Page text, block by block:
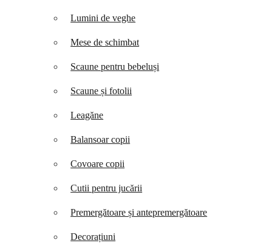
Lumini de veghe
Mese de schimbat
Scaune pentru bebeluși
Scaune și fotolii
Leagăne
Balansoar copii
Covoare copii
Cutii pentru jucării
Premergătoare și antepremergătoare
Decorațiuni